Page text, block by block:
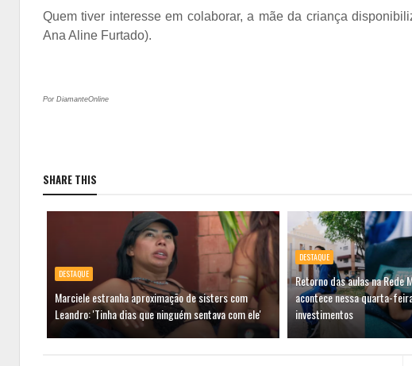
Quem tiver interesse em colaborar, a mãe da criança
Ana Aline Furtado).
Por DiamanteOnline
SHARE THIS
DESTAQUE
Marciele estranha aproximação de sisters com
Leandro: 'Tinha dias que ninguém sentava com ele'
DESTAQUE
Retorno das aulas na Rede
acontece nessa quarta-
investimentos